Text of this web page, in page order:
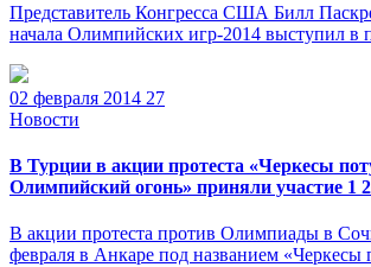
Представитель Конгресса США Билл
начала Олимпийских игр-2014 выступил в
02 февраля 2014 27
Новости
В Турции в акции протеста «Черкесы
Олимпийский огонь» приняли участие 1
В акции протеста против Олимпиады в
февраля в Анкаре под названием «Черкесы